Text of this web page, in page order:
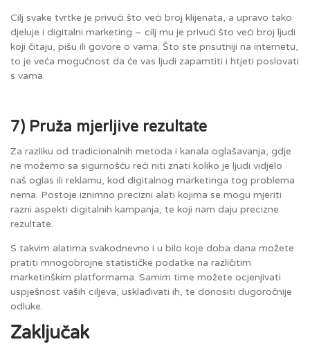
Cilj svake tvrtke je privući što veći broj klijenata, a upravo tako
djeluje i digitalni marketing – cilj mu je privući što veći broj ljudi
koji čitaju, pišu ili govore o vama. Što ste prisutniji na internetu,
to je veća mogućnost da će vas ljudi zapamtiti i htjeti poslovati
s vama.
7) Pruža mjerljive rezultate
Za razliku od tradicionalnih metoda i kanala oglašavanja, gdje
ne možemo sa sigurnošću reći niti znati koliko je ljudi vidjelo
naš oglas ili reklamu, kod digitalnog marketinga tog problema
nema. Postoje iznimno precizni alati kojima se mogu mjeriti
razni aspekti digitalnih kampanja, te koji nam daju precizne
rezultate.
S takvim alatima svakodnevno i u bilo koje doba dana možete
pratiti mnogobrojne statističke podatke na različitim
marketinškim platformama. Samim time možete ocjenjivati
uspješnost vaših ciljeva, usklađivati ih, te donositi dugoročnije
odluke.
Zaključak